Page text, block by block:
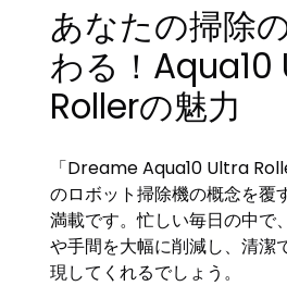
あなたの掃除
わる！Aqua10
Rollerの魅力
「Dreame Aqua10 Ultra
のロボット掃除機の概念を覆
満載です。忙しい毎日の中で
や手間を大幅に削減し、清潔
現してくれるでしょう。